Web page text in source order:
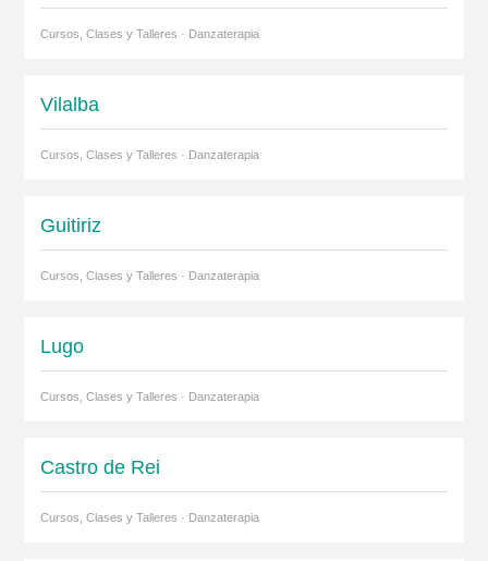
Cursos, Clases y Talleres · Danzaterapia
Vilalba
Cursos, Clases y Talleres · Danzaterapia
Guitiriz
Cursos, Clases y Talleres · Danzaterapia
Lugo
Cursos, Clases y Talleres · Danzaterapia
Castro de Rei
Cursos, Clases y Talleres · Danzaterapia